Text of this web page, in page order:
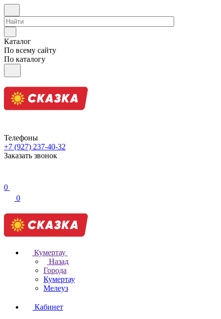
Каталог
По всему сайту
По каталогу
Телефоны
+7 (927) 237-40-32
Заказать звонок
0
0
Кумертау
Назад
Города
Кумертау
Мелеуз
Кабинет